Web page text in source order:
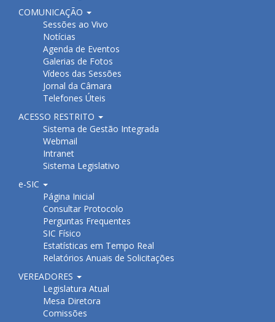
COMUNICAÇÃO
Sessões ao Vivo
Notícias
Agenda de Eventos
Galerias de Fotos
Vídeos das Sessões
Jornal da Câmara
Telefones Úteis
ACESSO RESTRITO
Sistema de Gestão Integrada
Webmail
Intranet
Sistema Legislativo
e-SIC
Página Inicial
Consultar Protocolo
Perguntas Frequentes
SIC Físico
Estatísticas em Tempo Real
Relatórios Anuais de Solicitações
VEREADORES
Legislatura Atual
Mesa Diretora
Comissões